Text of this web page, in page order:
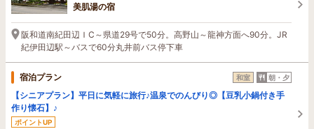
美肌湯の宿
阪和道南紀田辺ＩC～県道29号で50分。高野山～龍神方面へ90分。JR
紀伊田辺駅～バスで60分丸井前バス停下車
宿泊プラン 和室 朝・夕
【シニアプラン】平日に気軽に旅行♪温泉でのんびり◎【豆乳小鍋付き手
作り懐石】♪
ポイントUP